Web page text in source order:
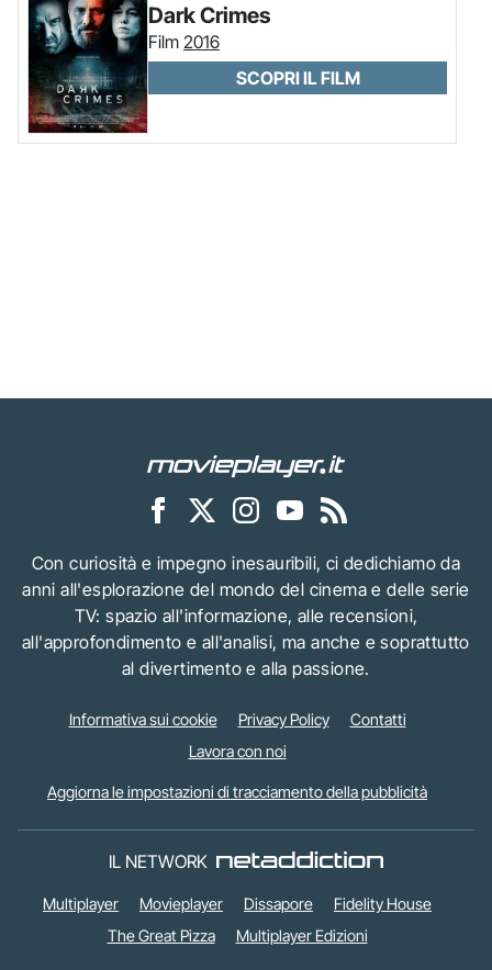
Dark Crimes
Film 2016
SCOPRI IL FILM
Con curiosità e impegno inesauribili, ci dedichiamo da
anni all'esplorazione del mondo del cinema e delle serie
TV: spazio all'informazione, alle recensioni,
all'approfondimento e all'analisi, ma anche e soprattutto
al divertimento e alla passione.
Informativa sui cookie Privacy Policy
Contatti
Lavora con noi
Aggiorna le impostazioni di tracciamento della pubblicità
IL NETWORK
Multiplayer Movieplayer Dissapore
Fidelity House
The Great Pizza
Multiplayer Edizioni